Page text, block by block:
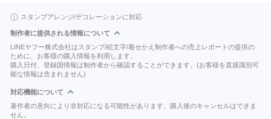
スタンプアレンジ/デコレーションに対応
制作者に提供される情報について
LINEヤフー株式会社はスタンプ/絵文字/着せかえ制作者への売上レポートの提供の
ために、お客様の購入情報を利用します。
購入日付、登録国情報は制作者から確認することができます。(お客様を直接識別可
能な情報は含まれません)
対応機能について
著作者の意向により非対応になる可能性があります。購入後のキャンセルはできま
せん。